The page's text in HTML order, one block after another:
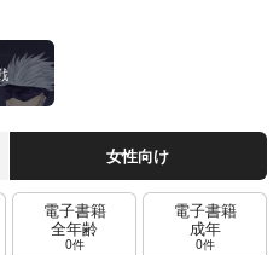
女性向け
電子書籍
全年齢
0件
電子書籍
成年
0件